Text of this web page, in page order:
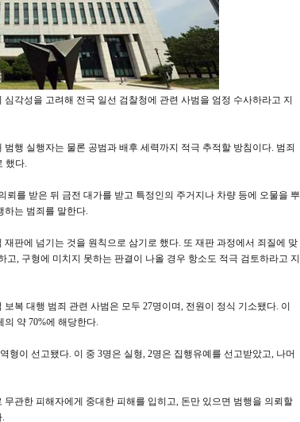
각성을 고려해 전국 일선 검찰청에 관련 사범을 엄정 수사하라고 지
행 실행자는 물론 공범과 배후 세력까지 적극 추적할 방침이다. 범죄
했다.
뢰를 받은 뒤 금전 대가를 받고 특정인의 주거지나 차량 등에 오물을 뿌
하는 범죄를 말한다.
판에 넘기는 것을 원칙으로 삼기로 했다. 또 재판 과정에서 죄질에 맞
, 구형에 미치지 못하는 판결이 나올 경우 항소도 적극 검토하라고 지
복 대행 범죄 관련 사범은 모두 27명이며, 전원이 정식 기소됐다. 이
약 70%에 해당한다.
형이 선고됐다. 이 중 3명은 실형, 2명은 집행유예를 선고받았고, 나머
관한 피해자에게 중대한 피해를 입히고, 돈만 있으면 범행을 의뢰할